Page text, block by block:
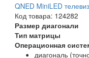
QNED MiniLED
Код товара: 124282
Размер диагонали
Тип матрицы
Операционная
диагональ